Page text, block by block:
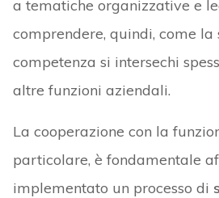
a tematiche organizzative e
comprendere, quindi, come la
competenza si intersechi
altre funzioni aziendali.
La cooperazione con la
particolare, è fondamentale
implementato un processo di